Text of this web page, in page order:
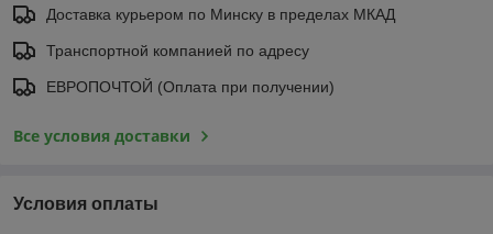
Доставка курьером по Минску в пределах МКАД
Транспортной компанией по адресу
ЕВРОПОЧТОЙ (Оплата при получении)
Все условия доставки
Условия оплаты